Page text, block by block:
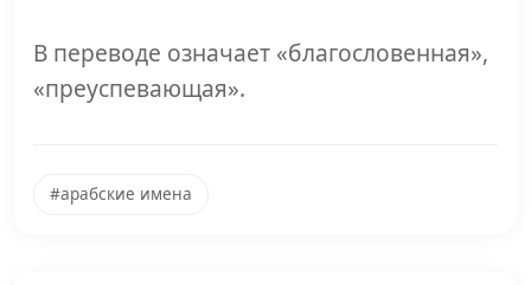
В переводе означает «благословенная»,
«преуспевающая».
#арабские имена